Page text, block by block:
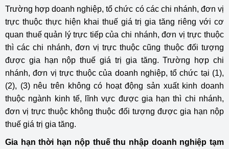
Trường hợp doanh nghiệp, tổ chức có các chi nhánh, đơn vị
trực thuộc thực hiện khai thuế giá trị gia tăng riêng với cơ
quan thuế quản lý trực tiếp của chi nhánh, đơn vị trực thuộc
thì các chi nhánh, đơn vị trực thuộc cũng thuộc đối tượng
được gia hạn nộp thuế giá trị gia tăng. Trường hợp chi
nhánh, đơn vị trực thuộc của doanh nghiệp, tổ chức tại (1),
(2), (3) nêu trên không có hoạt động sản xuất kinh doanh
thuộc ngành kinh tế, lĩnh vực được gia hạn thì chi nhánh,
đơn vị trực thuộc không thuộc đối tượng được gia hạn nộp
thuế giá trị gia tăng.
Gia hạn thời hạn nộp thuế thu nhập doanh nghiệp tạm